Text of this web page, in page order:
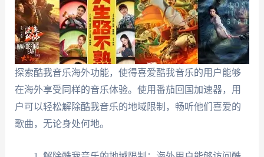
探索酷我音乐海外功能，使得喜爱酷我音乐的用户能够
在海外享受同样的音乐体验。使用番茄回国加速器，用
户可以轻松解除酷我音乐的地域限制，畅听他们喜爱的
歌曲，无论身处何地。